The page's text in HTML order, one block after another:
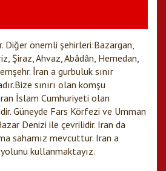
Diğer önemli şehirleri:Bazargan,
Şiraz, Ahvaz, Abâdân, Hemedan,
İran a gurbuluk sınır
sınırı olan komşu
İslam Cumhuriyeti olan
Güneyde Fars Körfezi ve Umman
Denizi ile çevrilidir. Iran da
sahamız mevcuttur. Iran a
kullanmaktayız.